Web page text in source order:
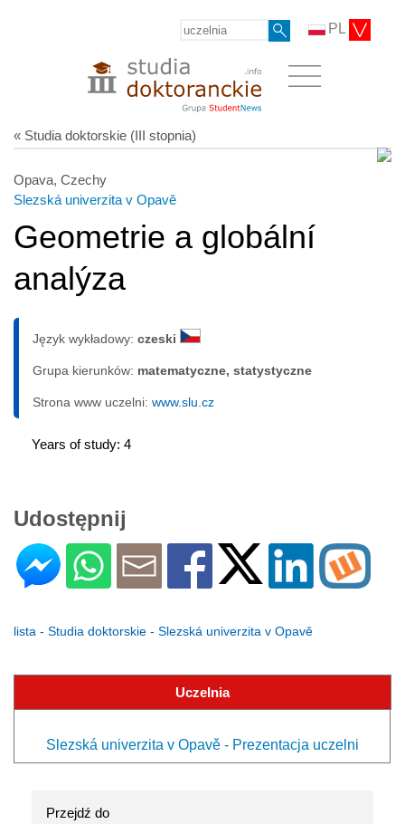
PL
« Studia doktorskie (III stopnia)
Opava, Czechy
Slezská univerzita v Opavě
Geometrie a globální
analýza
Język wykładowy: czeski
Grupa kierunków: matematyczne, statystyczne
Strona www uczelni: www.slu.cz
Years of study: 4
Udostępnij
lista - Studia doktorskie - Slezská univerzita v Opavě
Uczelnia
Slezská univerzita v Opavě - Prezentacja uczelni
Przejdź do